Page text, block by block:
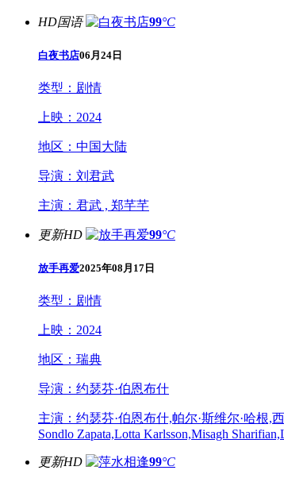
HD国语 99°C
白夜书店06月24日
类型： 剧情
上映： 2024
地区： 中国大陆
导演： 刘君武
主演： 君武 , 郑芊芊
更新HD 99°C
放手再爱2025年08月17日
类型： 剧情
上映： 2024
地区： 瑞典
导演： 约瑟芬·伯恩布什
主演： 约瑟芬·伯恩布什,帕尔·斯维尔·哈根,
Sondlo Zapata,Lotta Karlsson,Misagh
更新HD 99°C